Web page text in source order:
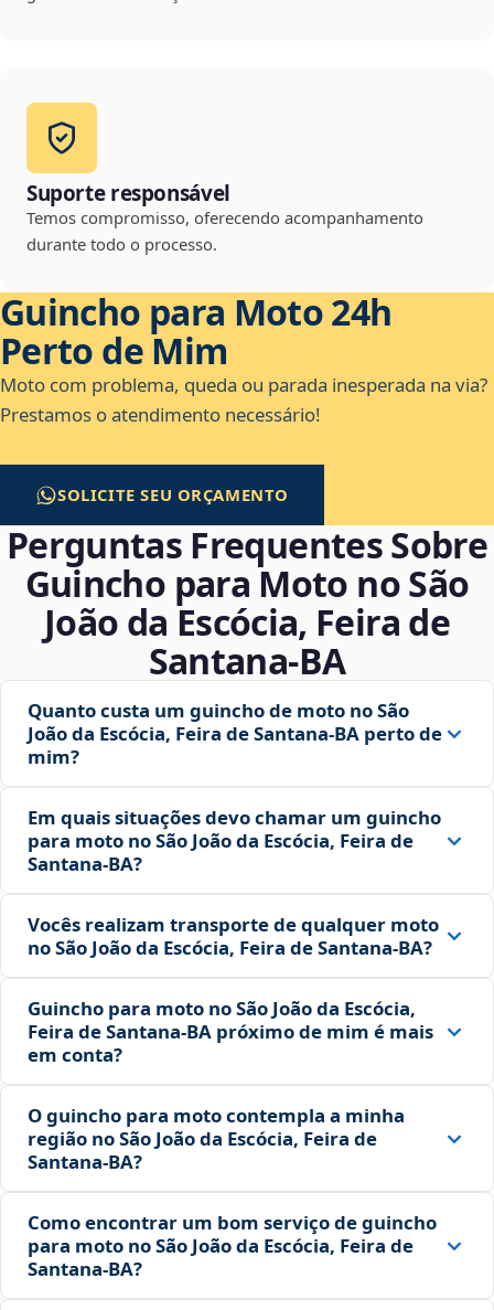
Suporte responsável
Temos compromisso, oferecendo acompanhamento
durante todo o processo.
Guincho para Moto 24h
Perto de Mim
Moto com problema, queda ou parada inesperada na via?
Prestamos o atendimento necessário!
SOLICITE SEU ORÇAMENTO
Perguntas Frequentes Sobre
Guincho para Moto no São
João da Escócia, Feira de
Santana‑BA
Quanto custa um guincho de moto no São
João da Escócia, Feira de Santana‑BA perto de
mim?
Em quais situações devo chamar um guincho
para moto no São João da Escócia, Feira de
Santana‑BA?
Vocês realizam transporte de qualquer moto
no São João da Escócia, Feira de Santana‑BA?
Guincho para moto no São João da Escócia,
Feira de Santana‑BA próximo de mim é mais
em conta?
O guincho para moto contempla a minha
região no São João da Escócia, Feira de
Santana‑BA?
Como encontrar um bom serviço de guincho
para moto no São João da Escócia, Feira de
Santana‑BA?